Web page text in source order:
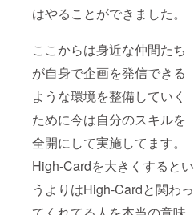
はやることができました。
ここからは身近な仲間たち
が自身で企画を発信できる
ような環境を整備していく
ために今は自分のスキルを
全開にして実施してます。
High-Cardを大きくするとい
うよりはHigh-Cardと関わっ